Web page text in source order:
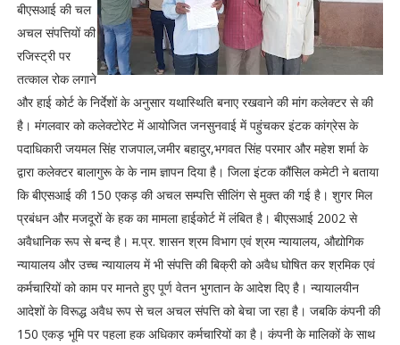
बीएसआई की चल
अचल संपत्तियों की
रजिस्ट्री पर
तत्काल रोक लगाने
और हाई कोर्ट के निर्देशों के अनुसार यथास्थिति बनाए रखवाने की मांग कलेक्टर से की
है। मंगलवार को कलेक्टोरेट में आयोजित जनसुनवाई में पहुंचकर इंटक कांग्रेस के
पदाधिकारी जयमल सिंह राजपाल,जमीर बहादुर,भगवत सिंह परमार और महेश शर्मा के
द्वारा कलेक्टर बालागुरू के के नाम ज्ञापन दिया है। जिला इंटक कौंसिल कमेटी ने बताया
कि बीएसआई की 150 एकड़ की अचल सम्पत्ति सीलिंग से मुक्त की गई है। शुगर मिल
प्रबंधन और मजदूरों के हक का मामला हाईकोर्ट में लंबित है। बीएसआई 2002 से
अवैधानिक रूप से बन्द है। म.प्र. शासन श्रम विभाग एवं श्रम न्यायालय, औद्योगिक
न्यायालय और उच्च न्यायालय में भी संपत्ति की बिक्री को अवैध घोषित कर श्रमिक एवं
कर्मचारियों को काम पर मानते हुए पूर्ण वेतन भुगतान के आदेश दिए है। न्यायालयीन
आदेशों के विरूद्ध अवैध रूप से चल अचल संपत्ति को बेचा जा रहा है। जबकि कंपनी की
150 एकड़ भूमि पर पहला हक अधिकार कर्मचारियों का है। कंपनी के मालिकों के साथ